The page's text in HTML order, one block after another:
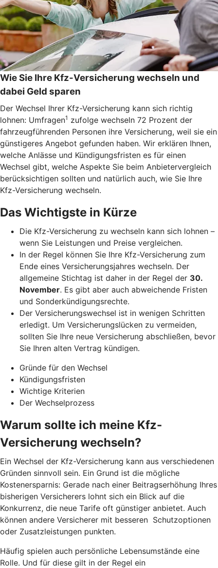
Wie Sie Ihre Kfz-Versicherung wechseln und
dabei Geld sparen
Der Wechsel Ihrer Kfz-Versicherung kann sich richtig
lohnen: Umfragen1 zufolge wechseln 72 Prozent der
fahrzeugführenden Personen ihre Versicherung, weil sie ein
günstigeres Angebot gefunden haben. Wir erklären Ihnen,
welche Anlässe und Kündigungsfristen es für einen
Wechsel gibt, welche Aspekte Sie beim Anbietervergleich
berücksichtigen sollten und natürlich auch, wie Sie Ihre
Kfz-Versicherung wechseln.
Das Wichtigste in Kürze
Die Kfz-Versicherung zu wechseln kann sich lohnen –
wenn Sie Leistungen und Preise vergleichen.
In der Regel können Sie Ihre Kfz-Versicherung zum
Ende eines Versicherungsjahres wechseln. Der
allgemeine Stichtag ist daher in der Regel der 30.
November. Es gibt aber auch abweichende Fristen
und Sonderkündigungsrechte.
Der Versicherungswechsel ist in wenigen Schritten
erledigt. Um Versicherungslücken zu vermeiden,
sollten Sie Ihre neue Versicherung abschließen, bevor
Sie Ihren alten Vertrag kündigen.
Gründe für den Wechsel
Kündigungsfristen
Wichtige Kriterien
Der Wechselprozess
Warum sollte ich meine Kfz-
Versicherung wechseln?
Ein Wechsel der Kfz-Versicherung kann aus verschiedenen
Gründen sinnvoll sein. Ein Grund ist die mögliche
Kostenersparnis: Gerade nach einer Beitragserhöhung Ihres
bisherigen Versicherers lohnt sich ein Blick auf die
Konkurrenz, die neue Tarife oft günstiger anbietet. Auch
können andere Versicherer mit besseren Schutzoptionen
oder Zusatzleistungen punkten.
Häufig spielen auch persönliche Lebensumstände eine
Rolle. Und für diese gilt in der Regel ein